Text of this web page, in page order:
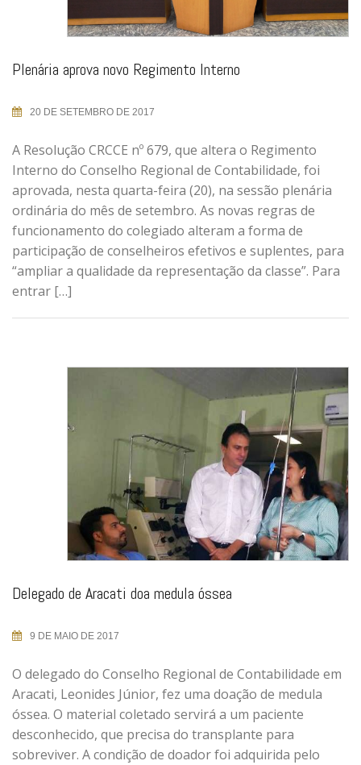
Plenária aprova novo Regimento Interno
20 DE SETEMBRO DE 2017
A Resolução CRCCE nº 679, que altera o Regimento
Interno do Conselho Regional de Contabilidade, foi
aprovada, nesta quarta-feira (20), na sessão plenária
ordinária do mês de setembro. As novas regras de
funcionamento do colegiado alteram a forma de
participação de conselheiros efetivos e suplentes, para
“ampliar a qualidade da representação da classe”. Para
entrar […]
Delegado de Aracati doa medula óssea
9 DE MAIO DE 2017
O delegado do Conselho Regional de Contabilidade em
Aracati, Leonides Júnior, fez uma doação de medula
óssea. O material coletado servirá a um paciente
desconhecido, que precisa do transplante para
sobreviver. A condição de doador foi adquirida pelo